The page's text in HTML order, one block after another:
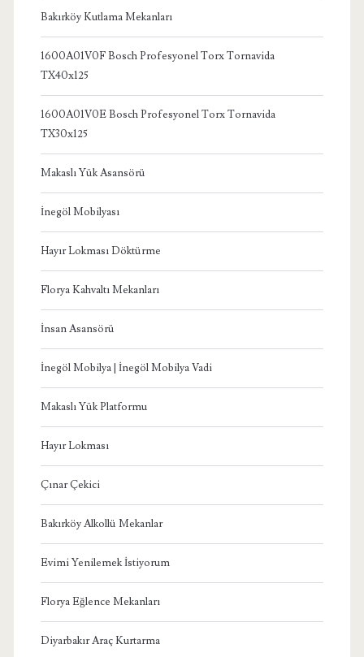
Bakırköy Kutlama Mekanları
1600A01V0F Bosch Profesyonel Torx Tornavida
TX40x125
1600A01V0E Bosch Profesyonel Torx Tornavida
TX30x125
Makaslı Yük Asansörü
İnegöl Mobilyası
Hayır Lokması Döktürme
Florya Kahvaltı Mekanları
İnsan Asansörü
İnegöl Mobilya | İnegöl Mobilya Vadi
Makaslı Yük Platformu
Hayır Lokması
Çınar Çekici
Bakırköy Alkollü Mekanlar
Evimi Yenilemek İstiyorum
Florya Eğlence Mekanları
Diyarbakır Araç Kurtarma